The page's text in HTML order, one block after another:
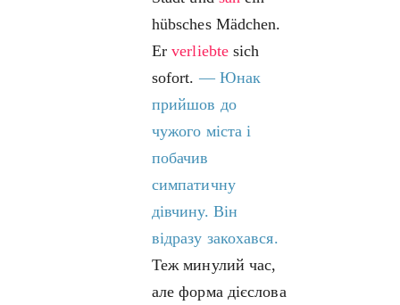
hübsches Mädchen.
Erverliebte sich
sofort. —Юнак
прийшов до
чужого міста і
побачив
симпатичну
дівчину. Він
відразу закохався.
Теж минулий час,
але форма дієслова